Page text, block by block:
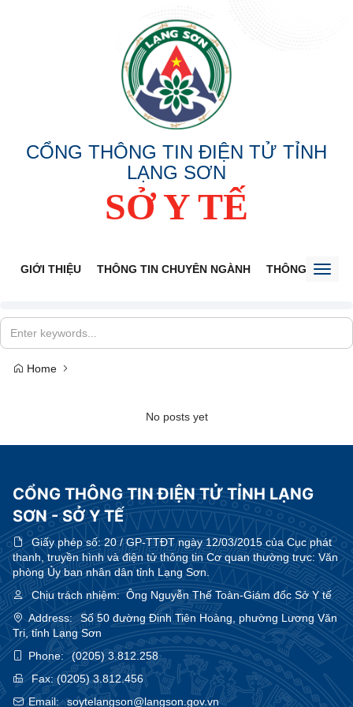
CỔNG THÔNG TIN ĐIỆN TỬ TỈNH
LẠNG SƠN
SỞ Y TẾ
GIỚI THIỆU THÔNG TIN CHUYÊN NGÀNH THÔNG BÁO
Home
No posts yet
CỔNG THÔNG TIN ĐIỆN TỬ TỈNH LẠNG
SƠN - SỞ Y TẾ
Giấy phép số:20 / GP-TTĐT ngày 12/03/2015 của Cục phát
thanh, truyền hình và điện tử thông tin Cơ quan thường trực: Văn
phòng Ủy ban nhân dân tỉnh Lạng Sơn.
Chịu trách nhiệm:Ông Nguyễn Thế Toàn-Giám đốc Sở Y tế
Address:
Số 50 đường Đinh Tiên Hoàng, phường Lương Văn
Tri, tỉnh Lạng Sơn
Phone:
(0205) 3.812.258
Fax:(0205) 3.812.456
Email:
soytelangson@langson.gov.vn